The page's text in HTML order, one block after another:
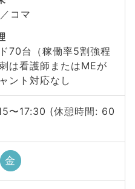
コマ
70台（稼働率5割強程
は看護師またはMEが
ント対応なし
〜17:30 (休憩時間: 60
金